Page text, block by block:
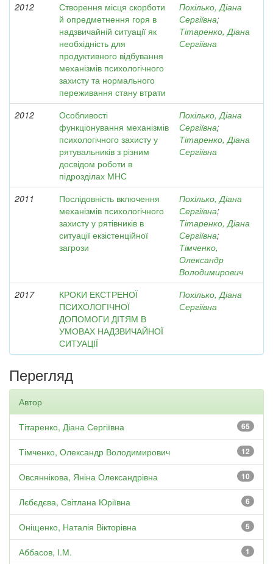
2012
Створення місця скорботи
й опредметнення горя в
надзвичайній ситуації як
необхідність для
продуктивного відбування
механізмів психологічного
захисту та нормального
переживання стану втрати
Похілько, Діана
Сергіївна;
Тітаренко, Діана
Сергіївна
2012
Особливості
функціонування механізмів
психологічного захисту у
рятувальників з різним
досвідом роботи в
підрозділах МНС
Похілько, Діана
Сергіївна;
Тітаренко, Діана
Сергіївна
2011
Послідовність включення
механізмів психологічного
захисту у рятівників в
ситуації екзістенційної
загрози
Похілько, Діана
Сергіївна;
Тітаренко, Діана
Сергіївна;
Тімченко,
Олександр
Володимирович
2017
КРОКИ ЕКСТРЕНОЇ
ПСИХОЛОГІЧНОЇ
ДОПОМОГИ ДІТЯМ В
УМОВАХ НАДЗВИЧАЙНОЇ
СИТУАЦІЇ
Похілько, Діана
Сергіївна
Перегляд
Автор
65
Тітаренко, Діана Сергіївна
12
Тімченко, Олександр Володимирович
10
Овсяннікова, Яніна Олександрівна
6
Лєбєдєва, Світлана Юріївна
5
Оніщенко, Наталія Вікторівна
1
Аббасов, І.М.